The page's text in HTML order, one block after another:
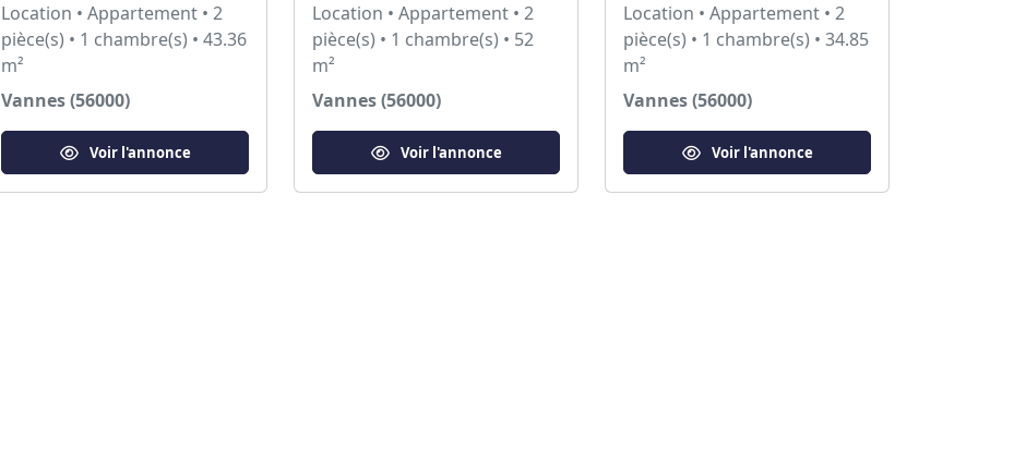
Location • Appartement • 2
pièce(s) • 1 chambre(s) • 43.36
m²
Vannes (56000)
Voir l'annonce
Location • Appartement • 2
pièce(s) • 1 chambre(s) • 52
m²
Vannes (56000)
Voir l'annonce
Location • Appartement • 2
pièce(s) • 1 chambre(s) • 34.85
m²
Vannes (56000)
Voir l'annonce